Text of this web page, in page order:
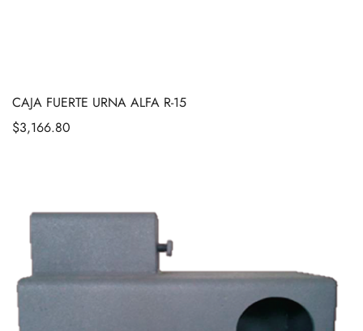
CAJA FUERTE URNA ALFA R-15
$3,166.80